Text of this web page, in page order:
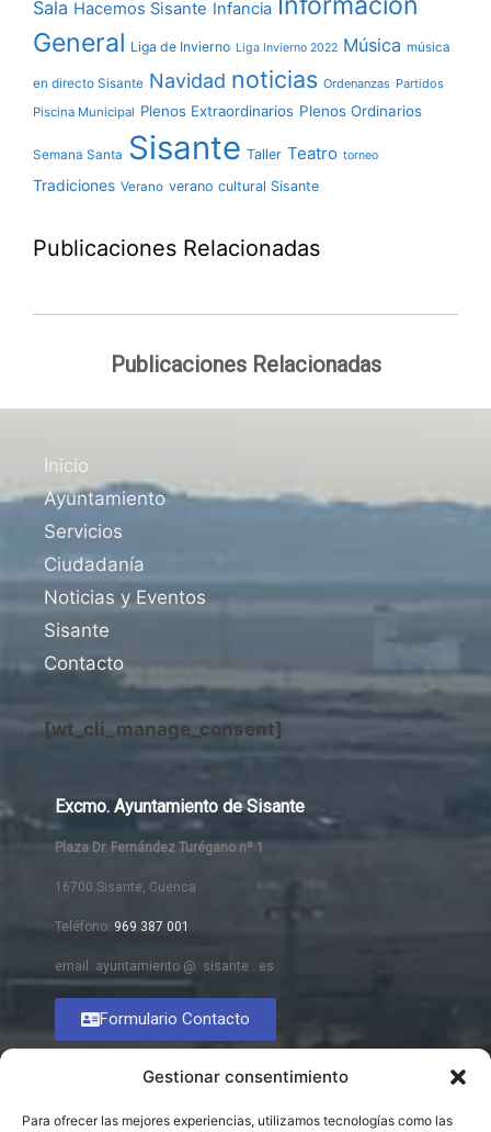
Gestionar consentimiento
Para ofrecer las mejores experiencias, utilizamos tecnologías como las
Sala Hacemos Sisante Infancia
General Liga de Invierno Liga Invierno 2022 Música música
en directo Sisante Navidad noticias Ordenanzas Partidos
Piscina Municipal Plenos Extraordinarios Plenos Ordinarios
Semana Santa Sisante Taller Teatro torneo
Tradiciones Verano verano cultural Sisante
Publicaciones Relacionadas
Publicaciones Relacionadas
Inicio
Ayuntamiento
Servicios
Ciudadanía
Noticias y Eventos
Sisante
Contacto
[wt_cli_manage_consent]
Excmo. Ayuntamiento de Sisante
Plaza Dr. Fernández Turégano nº 1
16700 Sisante, Cuenca
Teléfono: 969 387 001
email: ayuntamiento @ sisante . es
Formulario Contacto